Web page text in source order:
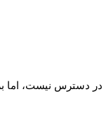
دسترس نیست، اما